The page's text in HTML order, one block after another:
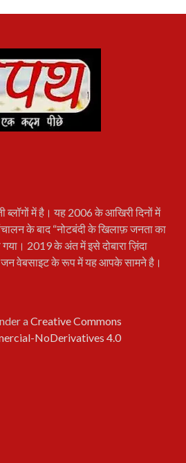
में है। यह 2006 के आखिरी दिनों में
के बाद “नोटबंदी के खिलाफ़ जनता का
गया। 2019 के अंत में इसे दोबारा ज़िंदा
जन वेबसाइट के रूप में यह आपके सामने है।
aCreative Commons
NoDerivatives 4.0